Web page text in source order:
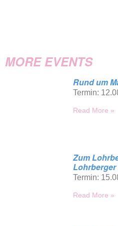
MORE EVENTS
Rund um
Termin:
Read More »
Zum
Lohrberger
Termin:
Read More »